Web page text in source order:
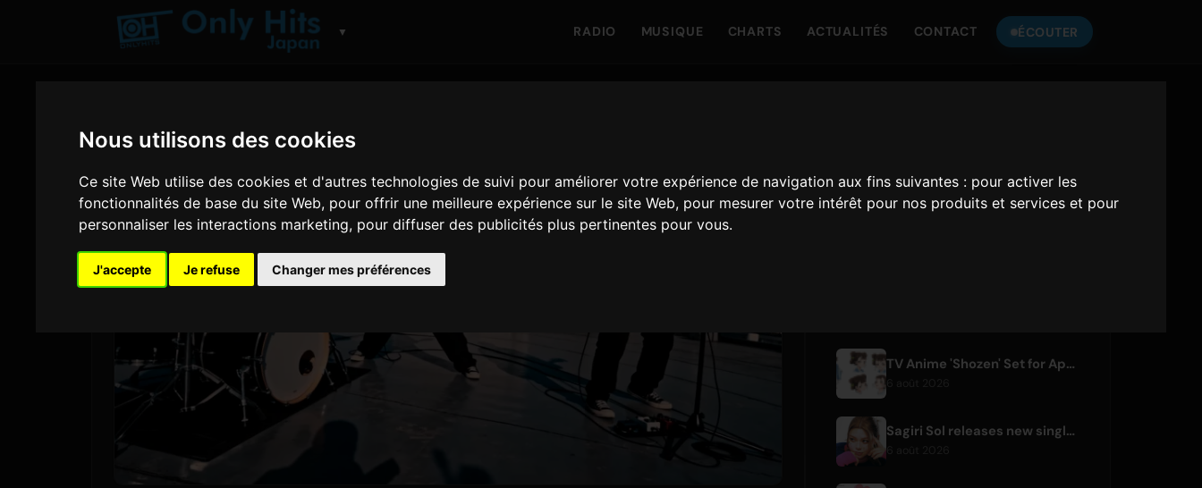
Nous utilisons des cookies
Ce site Web utilise des cookies et d'autres technologies de suivi pour améliorer votre expérience de navigation aux fins suivantes : pour activer les
fonctionnalités de base du site Web, pour offrir une meilleure expérience sur le site Web, pour mesurer votre intérêt pour nos produits et services et pour
personnaliser les interactions marketing, pour diffuser des publicités plus pertinentes pour vous.
J'accepte Je refuse Changer mes préférences
▼ RADIO MUSIQUE CHARTS ACTUALITÉS CONTACT ÉCOUTER
Only Hits Japan
TV Anime 'Shozen' Set for April 2027 Premiere on Fuji TV
Sagiri Sol releases new single 'next to your love' after hiatus
6 août 2026